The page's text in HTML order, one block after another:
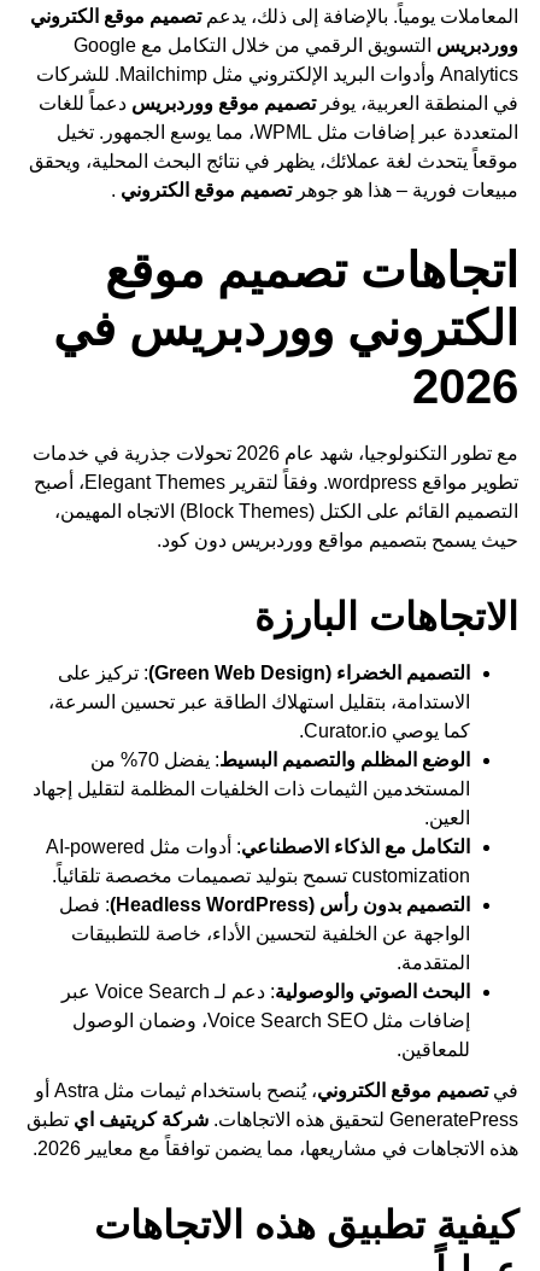
المعاملات يومياً. بالإضافة إلى ذلك، يدعمتصميم موقع الكتروني
ووردبريس
التسويق الرقمي من خلال التكامل مع Google
Analytics وأدوات البريد الإلكتروني مثل Mailchimp. للشركات
في المنطقة العربية، يوفرتصميم موقع ووردبريس دعماً للغات
المتعددة عبر إضافات مثل WPML، مما يوسع الجمهور. تخيل
موقعاً يتحدث لغة عملائك، يظهر في نتائج البحث المحلية، ويحقق
مبيعات فورية – هذا هو جوهرتصميم موقع الكتروني .
اتجاهات تصميم موقع
الكتروني ووردبريس في
2026
مع تطور التكنولوجيا، شهد عام 2026 تحولات جذرية في خدمات
تطوير مواقع wordpress. وفقاً لتقرير Elegant Themes، أصبح
التصميم القائم على الكتل (Block Themes) الاتجاه المهيمن،
حيث يسمح بتصميم مواقع ووردبريس دون كود.
الاتجاهات البارزة
التصميم الخضراء (Green Web Design)
: تركيز على
الاستدامة، بتقليل استهلاك الطاقة عبر تحسين السرعة،
كما يوصي Curator.io.
الوضع المظلم والتصميم البسيط
: يفضل 70% من
المستخدمين الثيمات ذات الخلفيات المظلمة لتقليل إجهاد
العين.
التكامل مع الذكاء الاصطناعي
: أدوات مثل AI-powered
customization تسمح بتوليد تصميمات مخصصة تلقائياً.
التصميم بدون رأس (Headless WordPress)
: فصل
الواجهة عن الخلفية لتحسين الأداء، خاصة للتطبيقات
المتقدمة.
البحث الصوتي والوصولية
: دعم لـ Voice Search عبر
إضافات مثل Voice Search SEO، وضمان الوصول
للمعاقين.
فيتصميم موقع الكتروني
، يُنصح باستخدام ثيمات مثل Astra أو
GeneratePress لتحقيق هذه الاتجاهات.
شركة كريتيف اي تطبق
هذه الاتجاهات في مشاريعها، مما يضمن توافقاً مع معايير 2026.
كيفية تطبيق هذه الاتجاهات